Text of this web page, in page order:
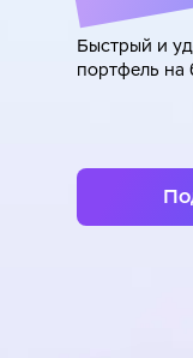
Быстрый и
портфель на